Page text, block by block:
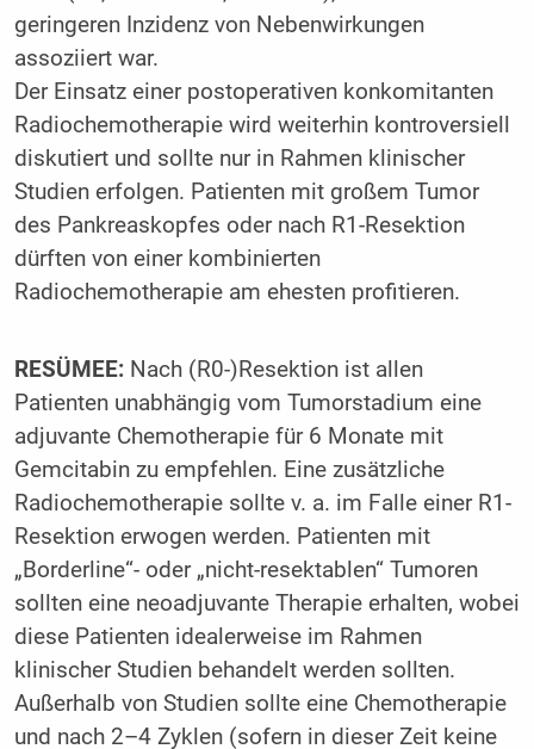
geringeren Inzidenz von Nebenwirkungen
assoziiert war.
Der Einsatz einer postoperativen konkomitanten
Radiochemotherapie wird weiterhin kontroversiell
diskutiert und sollte nur in Rahmen klinischer
Studien erfolgen. Patienten mit großem Tumor
des Pankreaskopfes oder nach R1-Resektion
dürften von einer kombinierten
Radiochemotherapie am ehesten profitieren.
RESÜMEE:Nach (R0-)Resektion ist allen
Patienten unabhängig vom Tumorstadium eine
adjuvante Chemotherapie für 6 Monate mit
Gemcitabin zu empfehlen. Eine zusätzliche
Radiochemotherapie sollte v. a. im Falle einer R1-
Resektion erwogen werden. Patienten mit
„Borderline“- oder „nicht-resektablen“ Tumoren
sollten eine neoadjuvante Therapie erhalten, wobei
diese Patienten idealerweise im Rahmen
klinischer Studien behandelt werden sollten.
Außerhalb von Studien sollte eine Chemotherapie
und nach 2–4 Zyklen (sofern in dieser Zeit keine